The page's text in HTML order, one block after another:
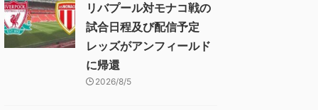
リバプール対モナコ戦の
試合日程及び配信予定
レッズがアンフィールド
に帰還
2026/8/5